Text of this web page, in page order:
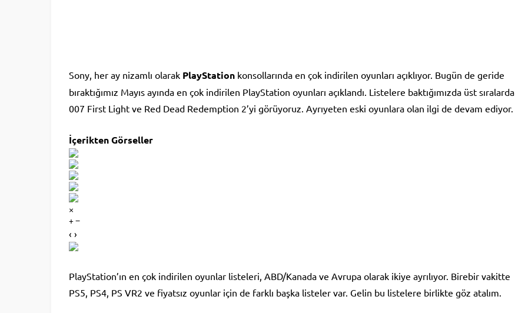
Sony, her ay nizamlı olarak PlayStation konsollarında en çok indirilen oyunları açıklıyor. Bugün de geride
bıraktığımız Mayıs ayında en çok indirilen PlayStation oyunları açıklandı. Listelere baktığımızda üst sıralarda
007 First Light ve Red Dead Redemption 2’yi görüyoruz. Ayrıyeten eski oyunlara olan ilgi de devam ediyor.
İçerikten Görseller
×
+ −
‹ ›
PlayStation’ın en çok indirilen oyunlar listeleri, ABD/Kanada ve Avrupa olarak ikiye ayrılıyor. Birebir vakitte
PS5, PS4, PS VR2 ve fiyatsız oyunlar için de farklı başka listeler var. Gelin bu listelere birlikte göz atalım.